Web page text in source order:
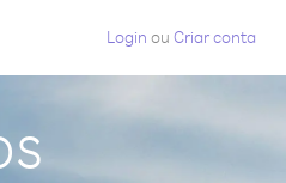
Login ou Criar conta